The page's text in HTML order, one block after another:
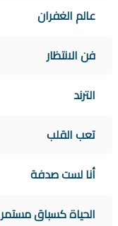
عالم الغفران
فن الانتظار
الترند
تعب القلب
أنا لست صدفة
الحياة كسباق مستمر